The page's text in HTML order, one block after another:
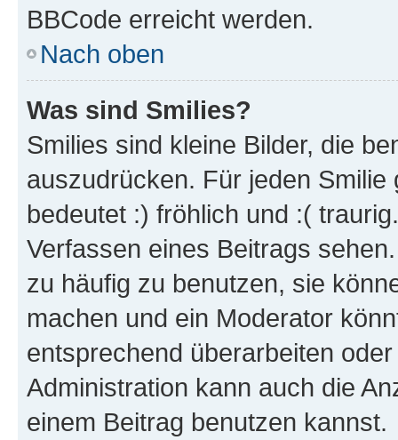
BBCode erreicht werden.
Nach oben
Was sind Smilies?
Smilies sind kleine Bilder, die
auszudrücken. Für jeden
bedeutet :) fröhlich und :(
Verfassen eines Beitrags
zu häufig zu benutzen, sie
machen und ein Moderator
entsprechend überarbeiten
Administration kann auch die
einem Beitrag benutzen kannst.